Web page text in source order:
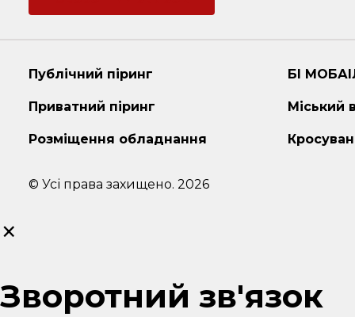
Публічний піринг
Приватний піринг
Розміщення обладнання
БІ
Міський
© Усі права захищено. 2026
×
Зворотний зв'язок